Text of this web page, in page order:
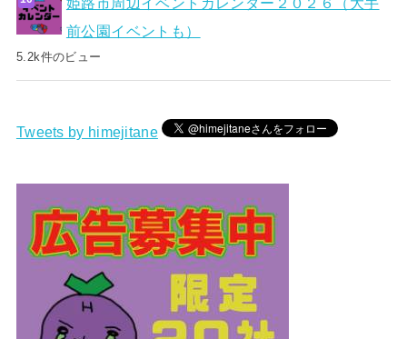
前公園イベントも）
5.2k件のビュー
Tweets by himejitane